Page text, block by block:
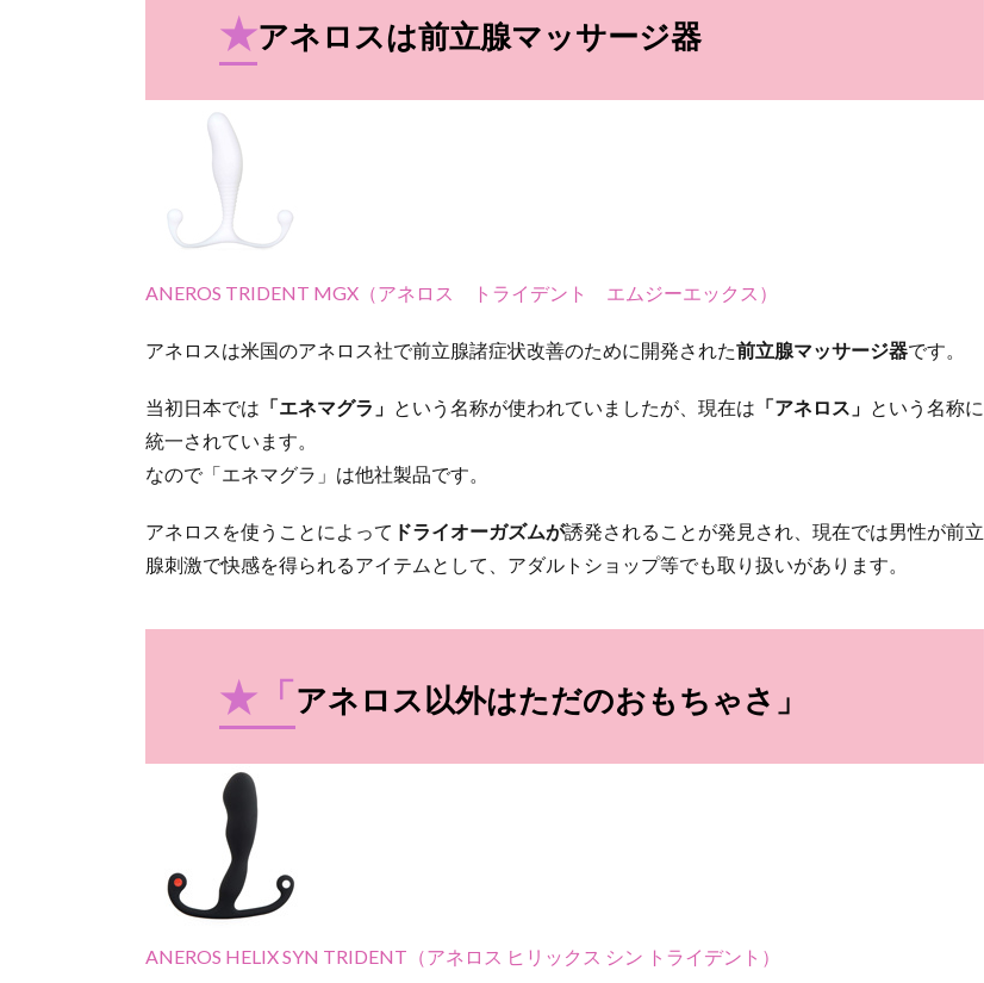
★アネロスは前立腺マッサージ器
ANEROS TRIDENT MGX（アネロス トライデント エムジーエックス）
アネロスは米国のアネロス社で前立腺諸症状改善のために開発された前立腺マッサージ器です。
当初日本では 「エネマグラ」 という名称が使われていましたが、現在は 「アネロス」 という名称に
統一されています。
なので「エネマグラ」は他社製品です。
アネロスを使うことによって ドライオーガズムが誘発されることが発見され、現在では男性が前立
腺刺激で快感を得られるアイテムとして、アダルトショップ等でも取り扱いがあります。
★「アネロス以外はただのおもちゃさ」
ANEROS HELIX SYN TRIDENT（アネロス ヒリックス シン トライデント）